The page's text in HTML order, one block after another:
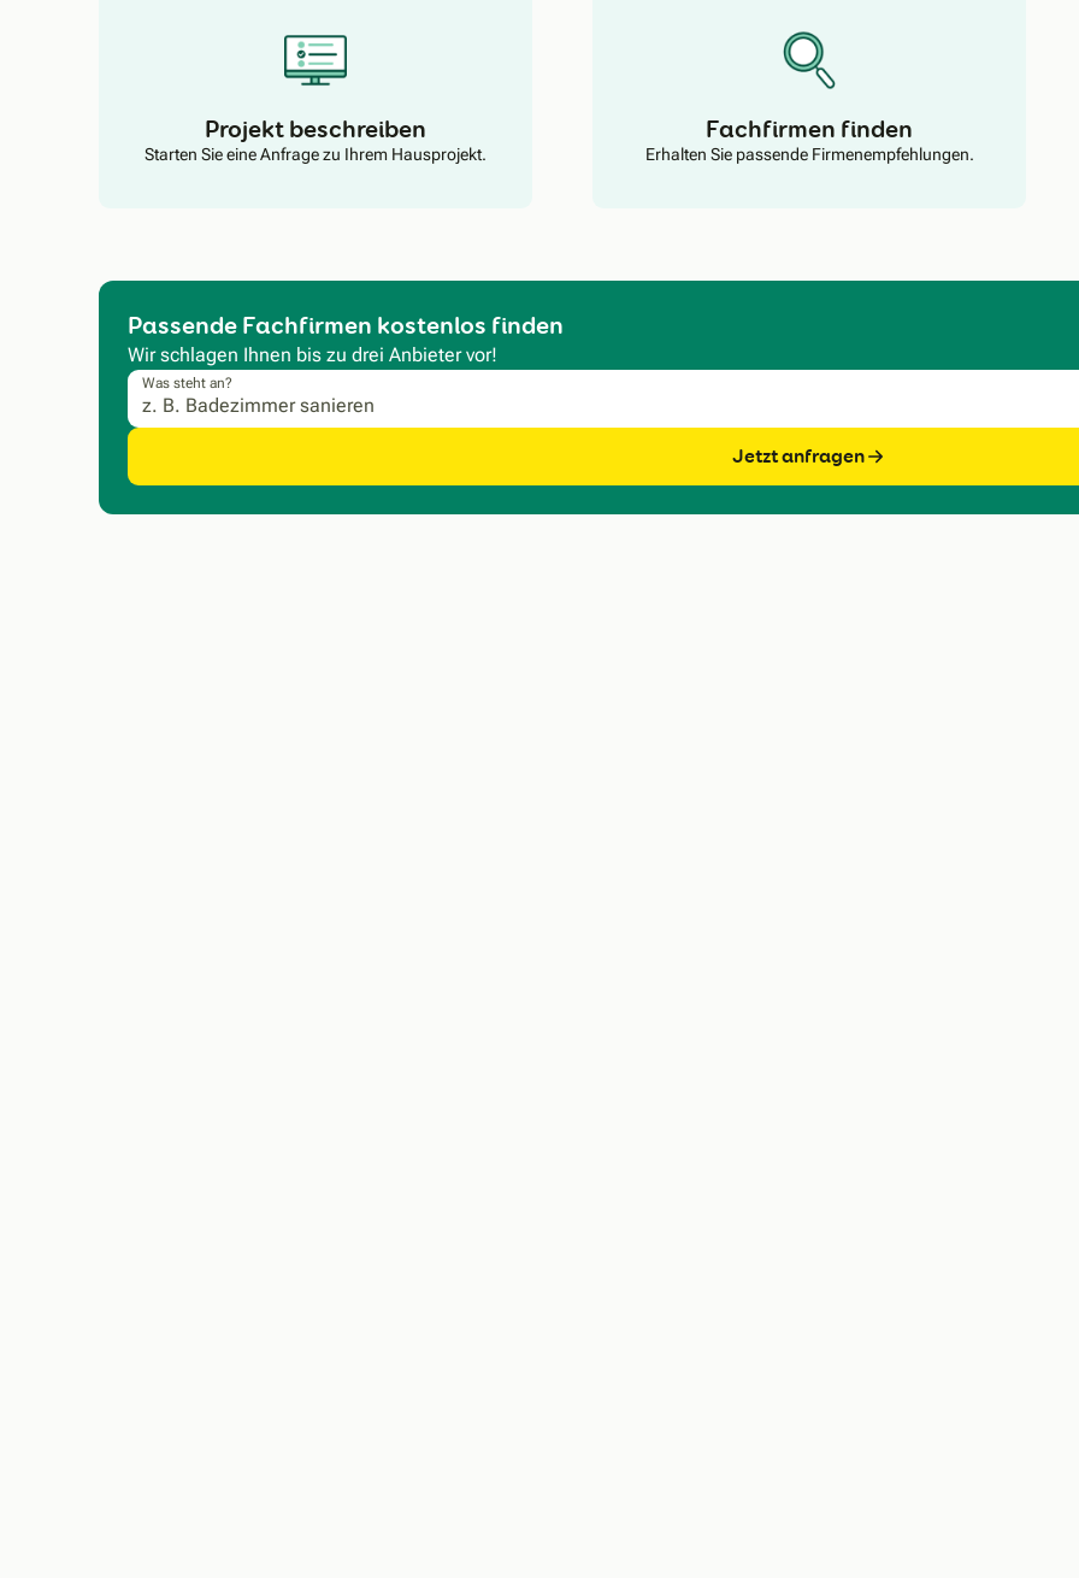
Projekt beschreiben
Starten Sie eine Anfrage zu Ihrem Hausprojekt.
Fachfirmen finden
Erhalten Sie passende Firmenempfehlungen.
Passende Fachfirmen kostenlos finden
Wir schlagen Ihnen bis zu drei Anbieter vor!
Was steht an?
Jetzt anfragen